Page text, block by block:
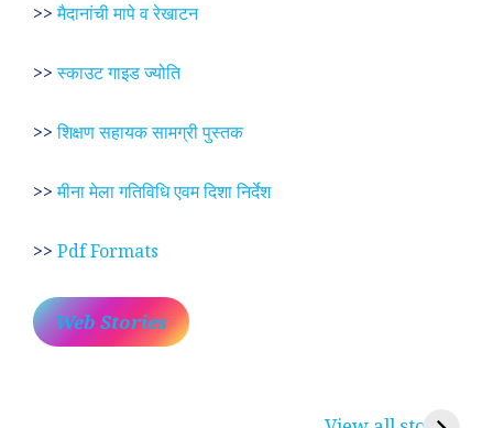
>>मैदानांची मापे व रेखाटन
>>स्काउट गाइड ज्योति
>>शिक्षण सहायक सामग्री पुस्तक
>>मीना मेला गतिविधि एवम दिशा निर्देश
>> Pdf Formats
Web Stories
रामसा पीर, रुणेचा रा